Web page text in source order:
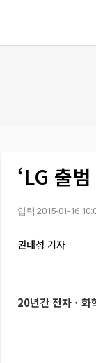
‘LG 출
입력 2015-01-16
권태성 기자
20년간 전자ㆍ화